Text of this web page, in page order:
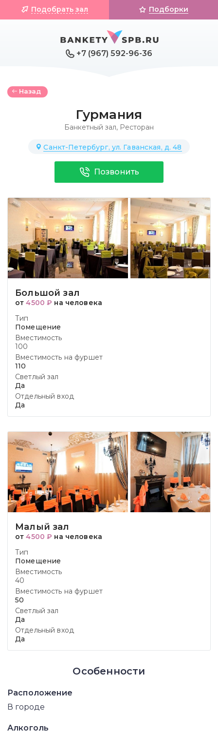
+7 (967) 592-96-36
Подобрать зал Подборки
Назад
Гурмания
Банкетный зал, Ресторан
Санкт-Петербург, ул. Гаванская, д. 48
Позвонить
Большой зал
от4500 ₽ на человека
Тип
Помещение
Вместимость
100
Вместимость на фуршет
110
Светлый зал
Да
Отдельный вход
Да
Малый зал
от4500 ₽ на человека
Тип
Помещение
Вместимость
40
Вместимость на фуршет
50
Светлый зал
Да
Отдельный вход
Да
Особенности
Расположение
В городе
Алкоголь